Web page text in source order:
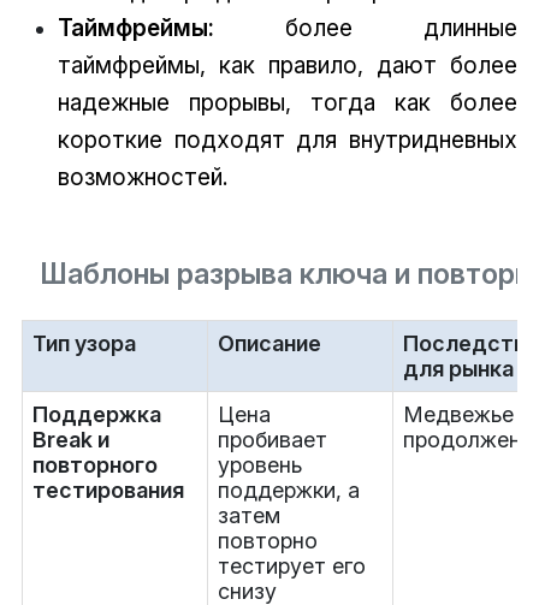
Таймфреймы: более длинные
таймфреймы, как правило, дают более
надежные прорывы, тогда как более
короткие подходят для внутридневных
возможностей.
Шаблоны разрыва ключа и
Тип узора Описание
для рынка
Поддержка
Break и
повторного
тестирования
Цена
пробивает
уровень
поддержки, а
затем
повторно
тестирует его
снизу
Медвежье